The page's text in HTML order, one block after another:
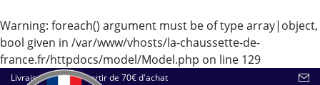
Warning: foreach() argument must be of type array|object,
bool given in /var/www/vhosts/la-chaussette-de-
france.fr/httpdocs/model/Model.php on line 129
Livraison offerte à partir de 70€ d'achat